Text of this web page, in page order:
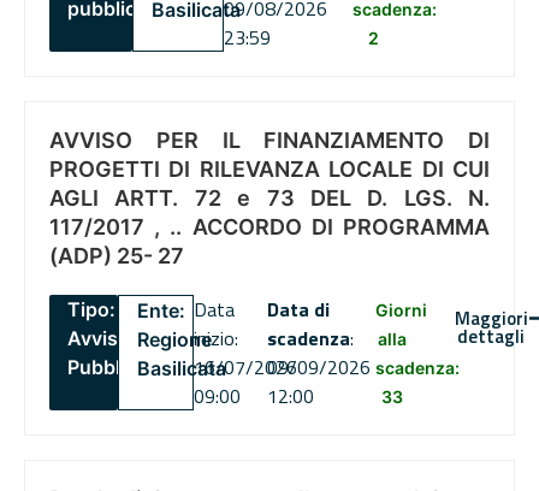
pubblico Basilicata09/08/2026
23:59
scadenza:
2
AVVISO PER IL FINANZIAMENTO DI
PROGETTI DI RILEVANZA LOCALE DI CUI
AGLI ARTT. 72 e 73 DEL D. LGS. N.
117/2017 , .. ACCORDO DI PROGRAMMA
(ADP) 25- 27
Tipo:
Avviso
Pubblico
Ente:
Regione
Basilicata
Data
inizio:
16/07/2026
09:00
Data di
scadenza:
09/09/2026
12:00
Giorni
alla
scadenza:
33
Maggiori
dettagli